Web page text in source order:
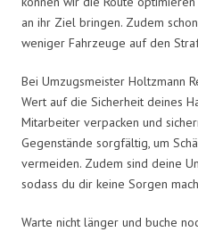
an ihr Ziel bringen. Zudem
weniger Fahrzeuge auf den
Bei Umzugsmeister Holtzmann
Wert auf die Sicherheit deines
Mitarbeiter verpacken und
Gegenstände sorgfältig, um
vermeiden. Zudem sind deine
sodass du dir keine Sorgen
Warte nicht länger und buche